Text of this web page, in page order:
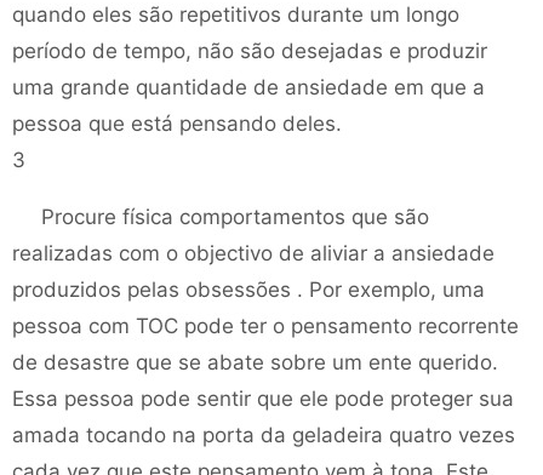
quando eles são repetitivos durante um longo
período de tempo, não são desejadas e produzir
uma grande quantidade de ansiedade em que a
pessoa que está pensando deles.
3
Procure física comportamentos que são
realizadas com o objectivo de aliviar a ansiedade
produzidos pelas obsessões . Por exemplo, uma
pessoa com TOC pode ter o pensamento recorrente
de desastre que se abate sobre um ente querido.
Essa pessoa pode sentir que ele pode proteger sua
amada tocando na porta da geladeira quatro vezes